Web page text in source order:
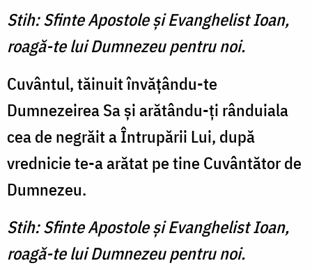
Stih: Sfinte Apostole şi Evanghelist Ioan,
roagă-te lui Dumnezeu pentru noi.
Cuvântul, tăinuit învăţându-te
Dumnezeirea Sa şi arătându-ţi rânduiala
cea de negrăit a Întrupării Lui, după
vrednicie te-a arătat pe tine Cuvântător de
Dumnezeu.
Stih: Sfinte Apostole şi Evanghelist Ioan,
roagă-te lui Dumnezeu pentru noi.